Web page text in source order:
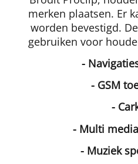
merken plaatsen. Er
worden bevestigd.
gebruiken voor
-
- GSM
-
- Multi
- Muziek